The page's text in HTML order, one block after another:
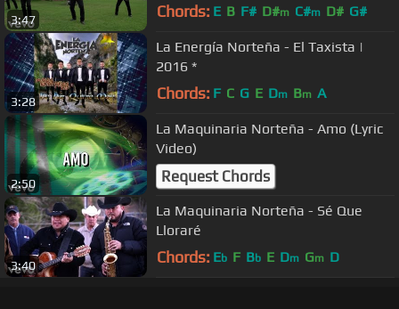
3:47 Chords: E B F# D#m C#m D# G#
3:28
La Energía Norteña - El Taxista |
2016 *
Chords: F C G E Dm Bm A
2:50
La Maquinaria Norteña - Amo (Lyric
Video)
Request Chords
3:40
La Maquinaria Norteña - Sé Que
Lloraré
Chords: Eb F Bb E Dm Gm D